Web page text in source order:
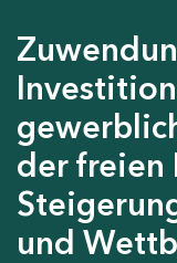
der freien
und